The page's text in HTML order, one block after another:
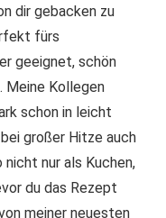
dir gebacken zu
fürs
geeignet, schön
Meine Kollegen
schon in leicht
großer Hitze auch
nur als Kuchen,
du das Rezept
meiner neuesten